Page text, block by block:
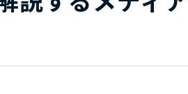
AI顧問サービス